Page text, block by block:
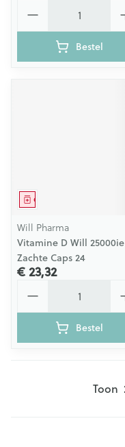
Bestel
Geneesmiddel
Will Pharma
Vitamine D Will 25000ie
Zachte Caps 24
€ 23,32
Bestel
Toon